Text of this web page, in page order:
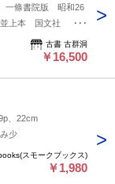
一條書院版 昭和26
上本 国文社
社 1980年 詩集帰
とシグナル 稲垣生
古書 古群洞
￥16,500
、22cm
少
スモークブックス)
￥1,980